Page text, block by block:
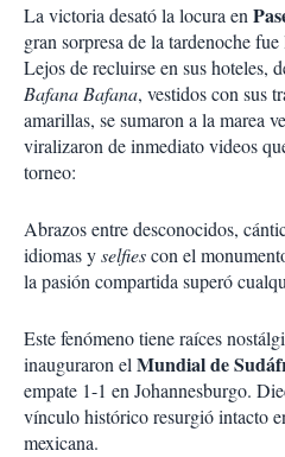
La victoria desató la locura en
gran sorpresa de la tardenoche
Lejos de recluirse en sus hoteles,
Bafana Bafana, vestidos con sus
amarillas, se sumaron a la marea
viralizaron de inmediato videos
torneo:
Abrazos entre desconocidos,
idiomas yselfiescon el
la pasión compartida superó
Este fenómeno tiene raíces
inauguraron elMundial de
empate 1-1 en Johannesburgo.
vínculo histórico resurgió intacto
mexicana.